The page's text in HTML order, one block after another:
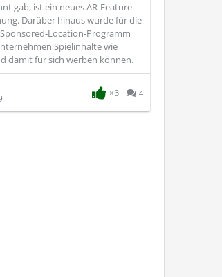
gab, ist ein neues AR-Feature
Darüber hinaus wurde für die
Location-Programm
Spielinhalte wie
damit für sich werben können.
3 4